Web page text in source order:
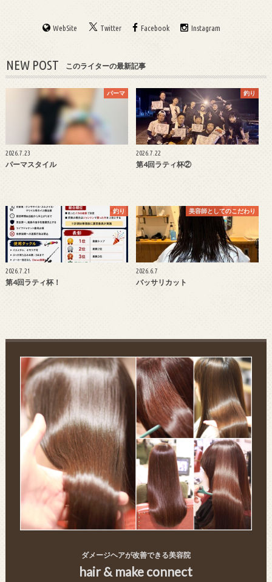
WebSite Twitter Facebook Instagram
NEW POST このライターの最新記事
パーマ
2026.7.23
パーマスタイル
釣り
2026.7.22
第4回ラティ杯②
釣り
2026.7.21
第4回ラティ杯！
美容師としてのこだわり
2026.6.7
バッサリカット
ダメージヘアが改善できる美容院
hair & make connect